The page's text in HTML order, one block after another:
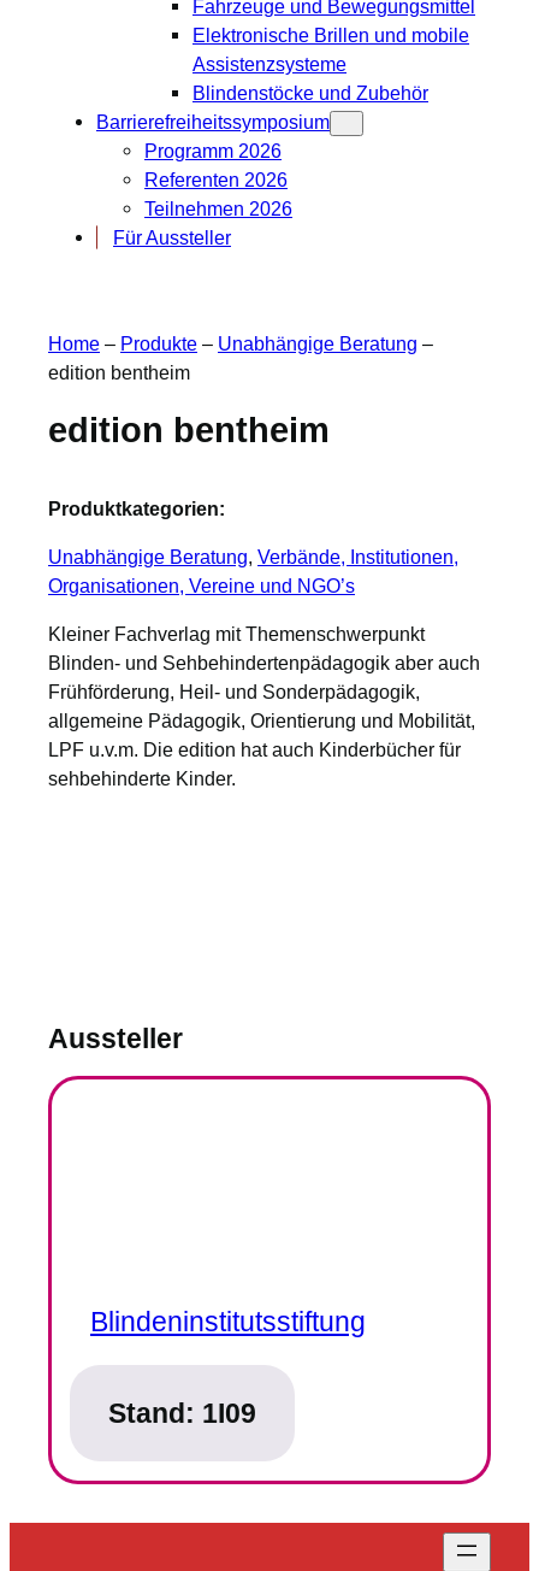
Fahrzeuge und Bewegungsmittel
Elektronische Brillen und mobile
Assistenzsysteme
Blindenstöcke und Zubehör
Barrierefreiheitssymposium
Programm 2026
Referenten 2026
Teilnehmen 2026
Für Aussteller
Home – Produkte – Unabhängige Beratung –
edition bentheim
edition bentheim
Produktkategorien:
Unabhängige Beratung, Verbände, Institutionen,
Organisationen, Vereine und NGO’s
Kleiner Fachverlag mit Themenschwerpunkt
Blinden- und Sehbehindertenpädagogik aber auch
Frühförderung, Heil- und Sonderpädagogik,
allgemeine Pädagogik, Orientierung und Mobilität,
LPF u.v.m. Die edition hat auch Kinderbücher für
sehbehinderte Kinder.
Aussteller
Blindeninstitutsstiftung
Stand: 1I09